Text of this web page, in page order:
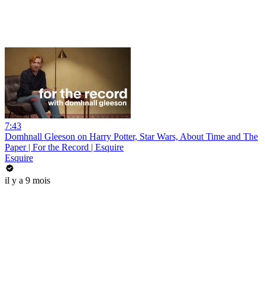
7:43
Domhnall Gleeson on Harry Potter, Star Wars, About Time and The
Paper | For the Record | Esquire
Esquire
il y a 9 mois